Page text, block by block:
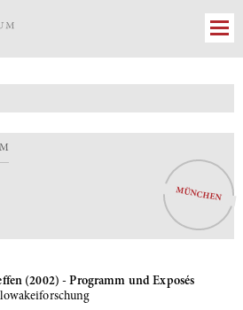
MÜNCHEN
(2002) - Programm und Exposés